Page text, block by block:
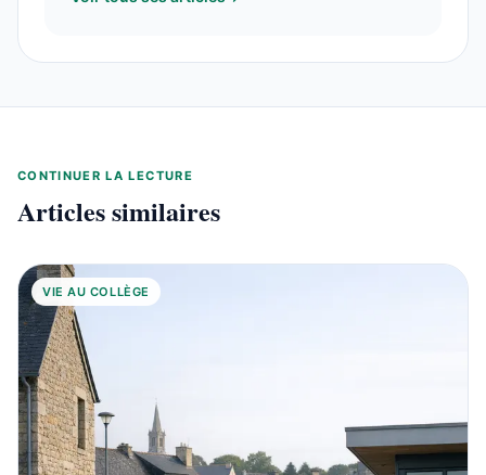
CONTINUER LA LECTURE
Articles similaires
VIE AU COLLÈGE